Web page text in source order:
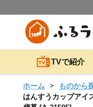
TVで紹介
ホーム ものから
はんすうカップアイ